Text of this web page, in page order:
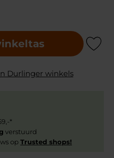
Add to
Durlinger winkels
*
verstuurd
op Trusted shops!